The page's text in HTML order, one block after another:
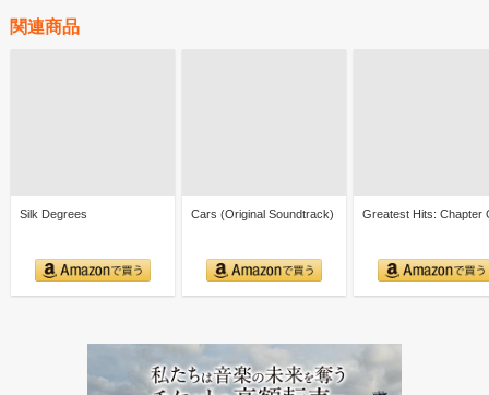
関連商品
Silk Degrees Cars (Original Soundtrack) Greatest Hits: Chapter